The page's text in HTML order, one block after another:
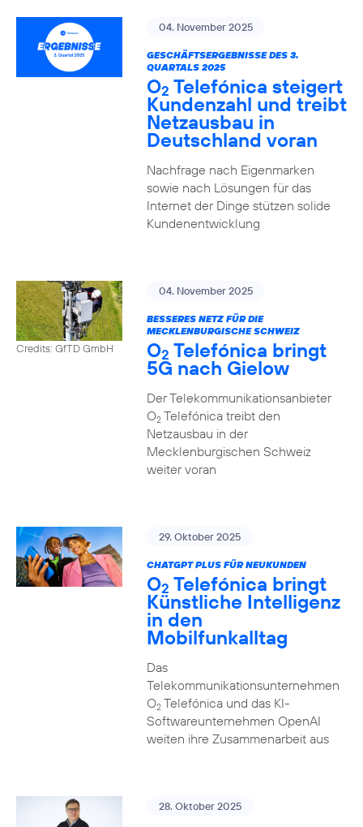
04. November 2025
GESCHÄFTSERGEBNISSE DES 3.
QUARTALS 2025
O2 Telefónica steigert
Kundenzahl und treibt
Netzausbau in
Deutschland voran
Nachfrage nach Eigenmarken
sowie nach Lösungen für das
Internet der Dinge stützen solide
Kundenentwicklung
Credits: GfTD GmbH
04. November 2025
BESSERES NETZ FÜR DIE
MECKLENBURGISCHE SCHWEIZ
O2 Telefónica bringt
5G nach Gielow
Der Telekommunikationsanbieter
O2Telefónica treibt den
Netzausbau in der
Mecklenburgischen Schweiz
weiter voran
29. Oktober 2025
CHATGPT PLUS FÜR NEUKUNDEN
O2 Telefónica bringt
Künstliche Intelligenz
in den
Mobilfunkalltag
Das
Telekommunikationsunternehmen
O2Telefónica und das KI-
Softwareunternehmen OpenAI
weiten ihre Zusammenarbeit aus
28. Oktober 2025